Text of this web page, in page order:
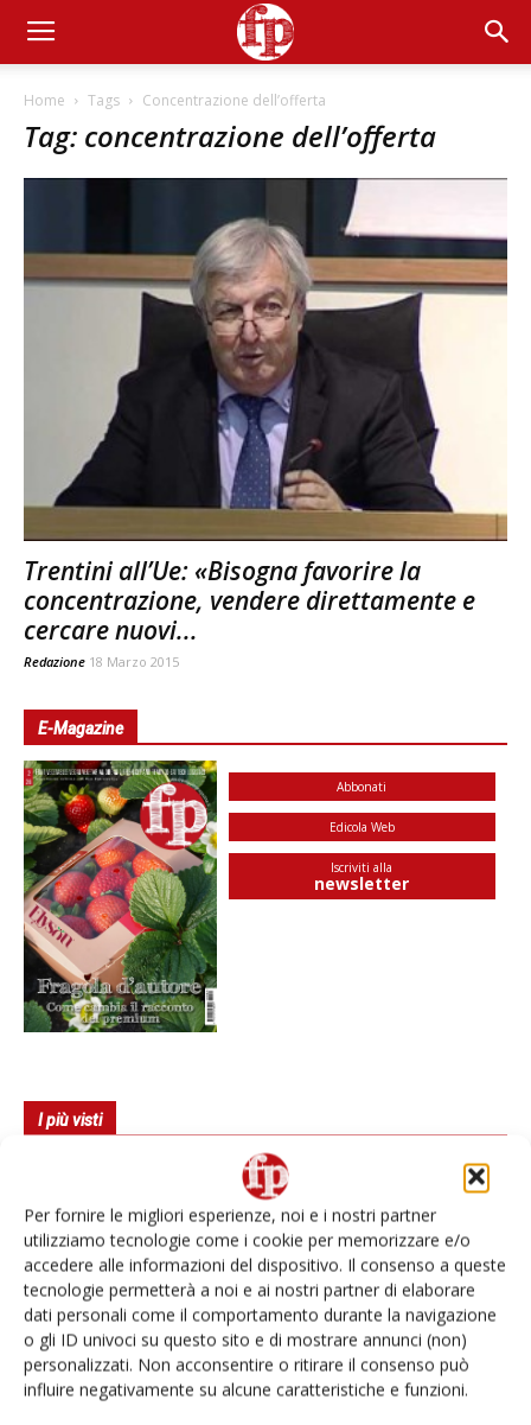
Per fornire le migliori esperienze, noi e i nostri partner
utilizziamo tecnologie come i cookie per memorizzare e/o
accedere alle informazioni del dispositivo. Il consenso a queste
tecnologie permetterà a noi e ai nostri partner di elaborare
dati personali come il comportamento durante la navigazione
o gli ID univoci su questo sito e di mostrare annunci (non)
personalizzati. Non acconsentire o ritirare il consenso può
influire negativamente su alcune caratteristiche e funzioni.
Home Tags Concentrazione dell’offerta
Tag: concentrazione dell’offerta
Trentini all’Ue: «Bisogna favorire la
concentrazione, vendere direttamente e
cercare nuovi...
Redazione 18 Marzo 2015
E-Magazine
Abbonati
Edicola Web
Iscriviti alla
newsletter
I più visti
Spazio Conad: continua la conversione dei punti di
Non è una susina: è Metis… e può rivoluzionare la
categoria
L’ortofrutta di Extra Supermercati tra localismo e
Ai #Repartofresh